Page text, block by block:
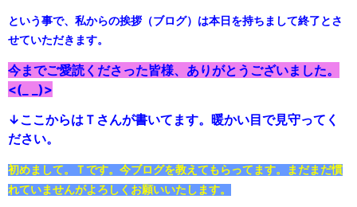
という事で、私からの挨拶（ブログ）は本日を持ちまして終了とさ
せていただきます。
今までご愛読くださった皆様、ありがとうございました。
<(_ _)>
↓ここからはＴさんが書いてます。暖かい目で見守ってく
ださい。
初めまして。Ｔです。今ブログを教えてもらってます。まだまだ慣
れていませんがよろしくお願いいたします。